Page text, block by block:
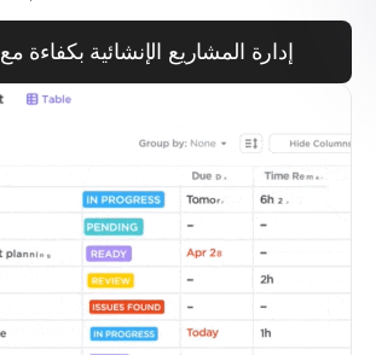
إدارة المشاريع الإنشائية بكفاءة مع ClickUp